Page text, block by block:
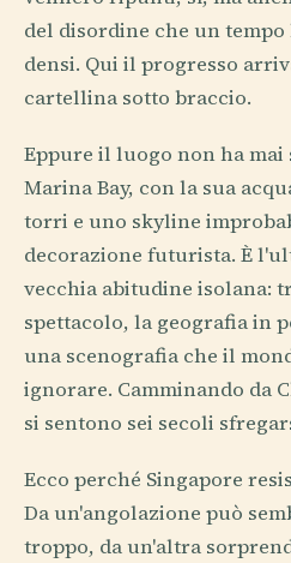
del disordine che un
densi. Qui il progresso
cartellina sotto braccio.
Eppure il luogo non ha mai
Marina Bay, con la sua
torri e uno skyline
decorazione futurista. È
vecchia abitudine isolana:
spettacolo, la geografia in
una scenografia che il
ignorare. Camminando da
si sentono sei secoli
Ecco perché Singapore
Da un'angolazione può
troppo, da un'altra